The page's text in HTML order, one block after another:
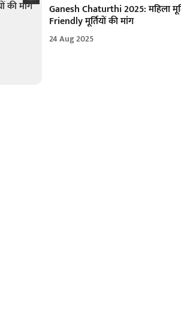
Ganesh Chaturthi 2025: महिला
Friendly मूर्तियों की मांग
24 Aug 2025